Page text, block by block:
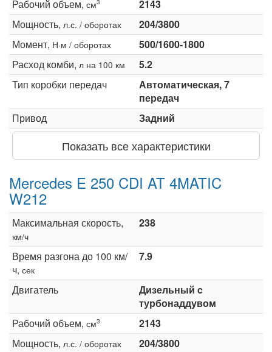
Рабочий объем, см
2143
Мощность, л.с. / оборотах
204/3800
Момент, Н·м / оборотах
500/1600-1800
Расход комби, л на 100 км
5.2
Тип коробки передач
Автоматическая, 7
передач
Привод
Задний
Показать все характеристики
Mercedes E 250 CDI AT 4MATIC
W212
Максимальная скорость,
км/ч
238
Время разгона до 100 км/
ч, сек
7.9
Двигатель
Дизельный c
турбонаддувом
Рабочий объем, см3
2143
Мощность, л.с. / оборотах
204/3800